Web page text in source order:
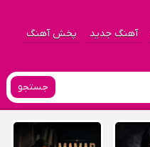
آهنگ جدید پخش آهنگ
جستجو